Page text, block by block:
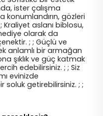
ister çalışma
konumlandırın, gözleri
aslanı biblosu,
olarak da
; ; Güçlü ve
anlamlı bir armağan
şıklık ve güç katmak
edebilirsiniz. ; ; Siz
evinizde
soluk getirebilirsiniz. ; ;